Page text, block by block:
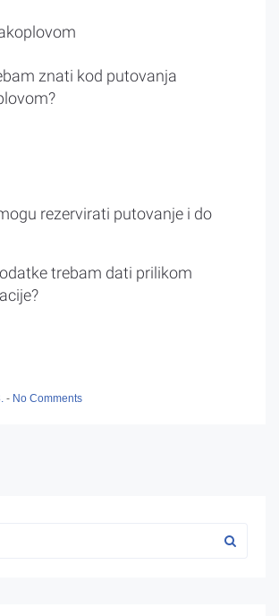
znati kod putovanja
rezervirati putovanje i do
trebam dati prilikom
- No Comments